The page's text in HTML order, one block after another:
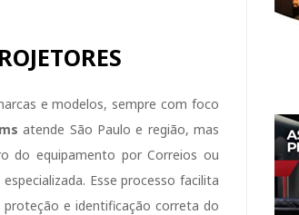
e modelos, sempre com foco
atende São Paulo e região, mas
do equipamento por Correios ou
Esse processo facilita
e identificação correta do